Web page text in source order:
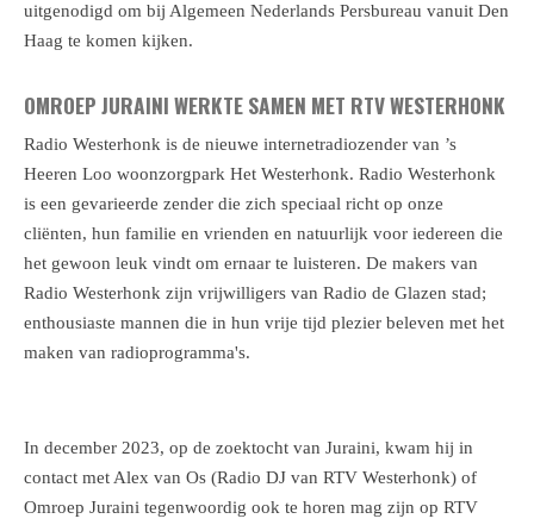
uitgenodigd om bij Algemeen Nederlands Persbureau vanuit Den
Haag te komen kijken.
OMROEP JURAINI WERKTE SAMEN MET RTV WESTERHONK
Radio Westerhonk is de nieuwe internetradiozender van ’s
Heeren Loo woonzorgpark Het Westerhonk. Radio Westerhonk
is een gevarieerde zender die zich speciaal richt op onze
cliënten, hun familie en vrienden en natuurlijk voor iedereen die
het gewoon leuk vindt om ernaar te luisteren. De makers van
Radio Westerhonk zijn vrijwilligers van Radio de Glazen stad;
enthousiaste mannen die in hun vrije tijd plezier beleven met het
maken van radioprogramma's.
In december 2023, op de zoektocht van Juraini, kwam hij in
contact met Alex van Os (Radio DJ van RTV Westerhonk) of
Omroep Juraini tegenwoordig ook te horen mag zijn op RTV